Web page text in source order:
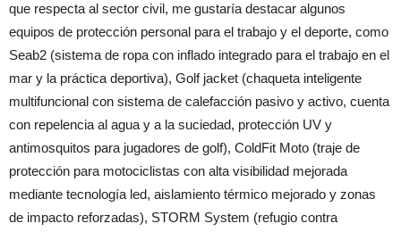
que respecta al sector civil, me gustaría destacar algunos
equipos de protección personal para el trabajo y el deporte, como
Seab2 (sistema de ropa con inflado integrado para el trabajo en el
mar y la práctica deportiva), Golf jacket (chaqueta inteligente
multifuncional con sistema de calefacción pasivo y activo, cuenta
con repelencia al agua y a la suciedad, protección UV y
antimosquitos para jugadores de golf), ColdFit Moto (traje de
protección para motociclistas con alta visibilidad mejorada
mediante tecnología led, aislamiento térmico mejorado y zonas
de impacto reforzadas), STORM System (refugio contra